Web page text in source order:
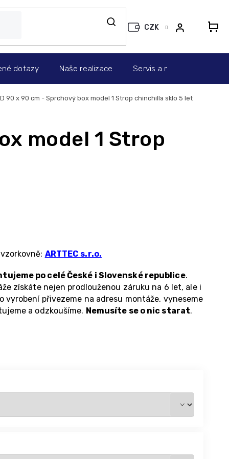
CZK
dotazy Naše realizace Servis a montáž
90 x 90 cm - Sprchový box model 1 Strop chinchilla sklo 5 let
model 1 Strop
ARTTEC s.r.o.
po celé České i Slovenské republice.
získáte nejen prodlouženou záruku na 6 let, ale i
vyrobení přivezeme na adresu montáže, vyneseme
a odzkoušíme. Nemusíte se o nic starat.